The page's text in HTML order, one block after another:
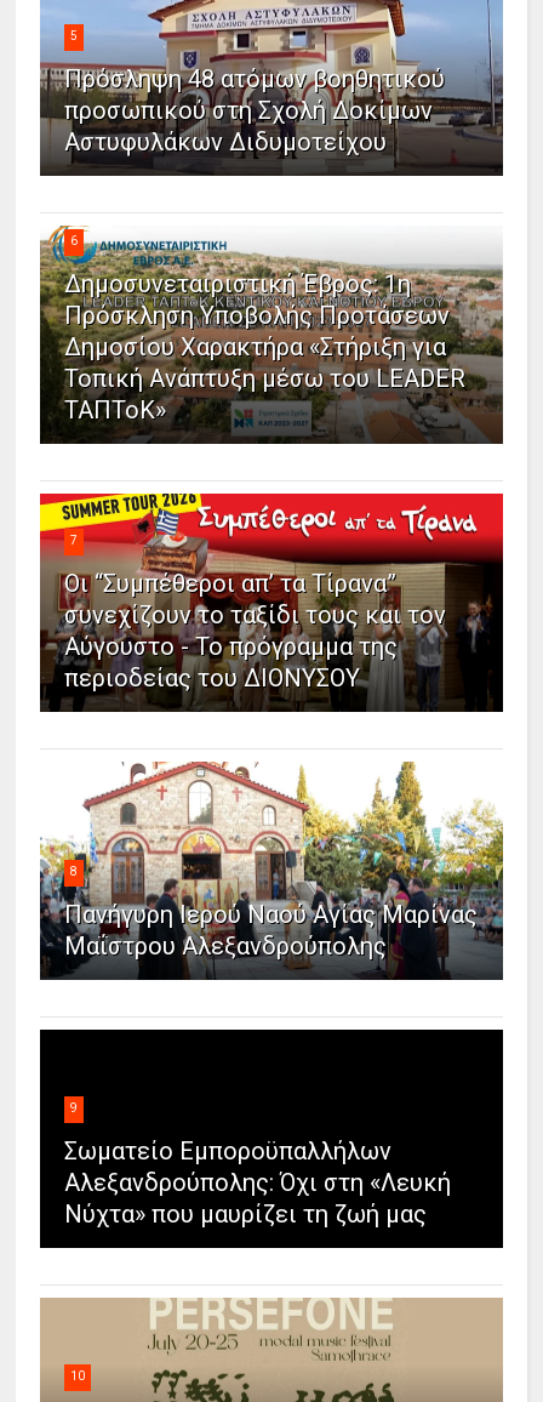
5
Πρόσληψη 48 ατόμων βοηθητικού
προσωπικού στη Σχολή Δοκίμων
Αστυφυλάκων Διδυμοτείχου
6
Δημοσυνεταιριστική Έβρος: 1η
Πρόσκληση Υποβολής Προτάσεων
Δημοσίου Χαρακτήρα «Στήριξη για
Τοπική Ανάπτυξη μέσω του LEADER
ΤΑΠΤοΚ»
7
Οι “Συμπέθεροι απ’ τα Τίρανα”
συνεχίζουν το ταξίδι τους και τον
Αύγουστο - Το πρόγραμμα της
περιοδείας του ΔΙΟΝΥΣΟΥ
8
Πανήγυρη Ιερού Ναού Αγίας Μαρίνας
Μαΐστρου Αλεξανδρούπολης
9
Σωματείο Εμποροϋπαλλήλων
Αλεξανδρούπολης: Όχι στη «Λευκή
Νύχτα» που μαυρίζει τη ζωή μας
10